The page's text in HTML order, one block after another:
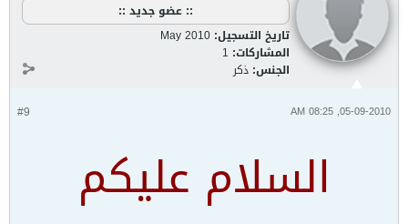
:: عضو جديد ::
تاريخ التسجيل: May 2010
المشاركات: 1
الجنس: ذكر
#9 05-09-2010, 08:25 AM
السلام عليكم